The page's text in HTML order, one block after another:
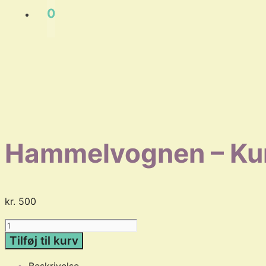
0
Hammelvognen –
kr. 500
Hammelvognen
Kunstprint
Tilføj til kurv